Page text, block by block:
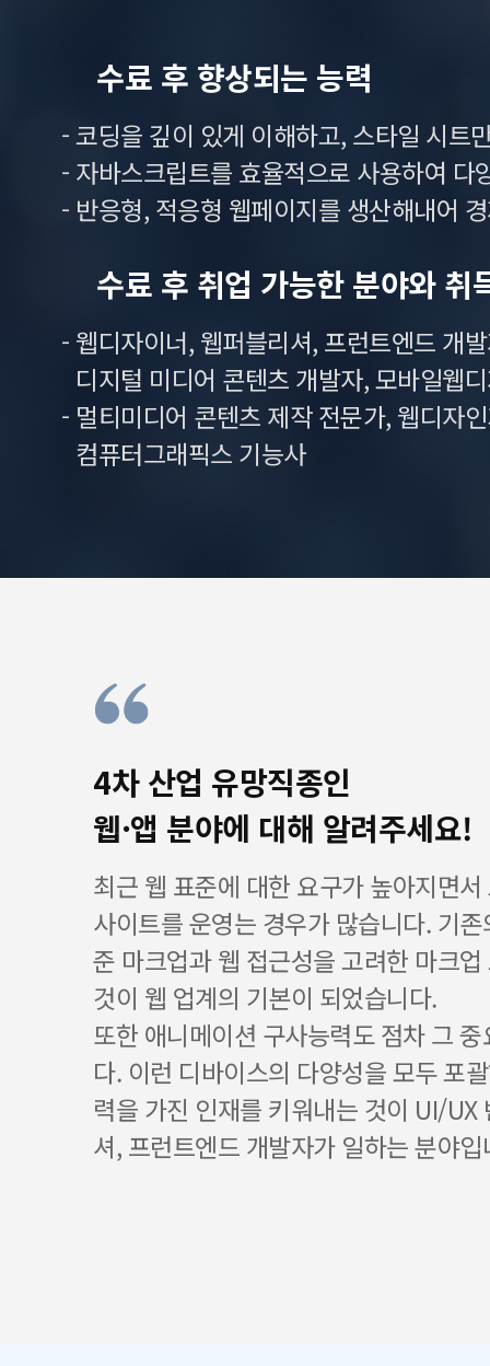
수료 후 향상되는 능력
- 코딩을 깊이 있게 이해하고, 스타일 시트
- 자바스크립트를 효율적으로 사용하여 다
- 반응형, 적응형 웹페이지를 생산해내어
수료 후 취업 가능한 분야와 취
- 웹디자이너, 웹퍼블리셔, 프런트엔드 개
디지털 미디어 콘텐츠 개발자, 모바일웹
- 멀티미디어 콘텐츠 제작 전문가, 웹디자
컴퓨터그래픽스 기능사
4차 산업 유망직종인
웹·앱 분야에 대해 알려주세요!
최근 웹 표준에 대한 요구가 높아지면
사이트를 운영는 경우가 많습니다. 기
준 마크업과 웹 접근성을 고려한 마크
것이 웹 업계의 기본이 되었습니다.
또한 애니메이션 구사능력도 점차 그
다. 이런 디바이스의 다양성을 모두 포
력을 가진 인재를 키워내는 것이 UI/UX
셔, 프런트엔드 개발자가 일하는 분야입